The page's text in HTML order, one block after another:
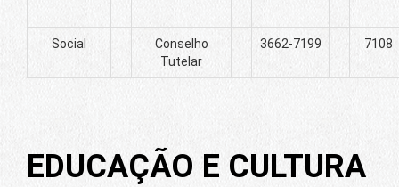
Social
Conselho
Tutelar
3662-7199 7108
EDUCAÇÃO E CULTURA